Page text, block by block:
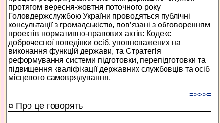
протягом вересня-жовтня поточного року
Головдержслужбою України проводяться публічні
консультації з громадськістю, пов’язані з обговоренням
проектів нормативно-правових актів: Кодекс
доброчесної поведінки осіб, уповноважених на
виконання функцій держави, та Стратегія
реформування системи підготовки, перепідготовки та
підвищення кваліфікації державних службовців та осіб
місцевого самоврядування.
=>>>=
¤ Про це говорять